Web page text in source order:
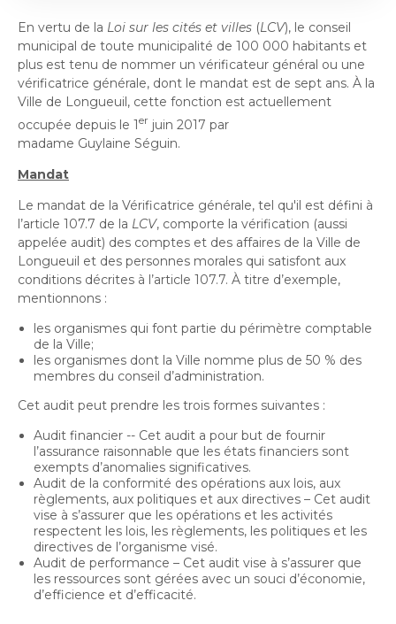
Loisir et vie communautaire
Loisir et vie communautaire
Parcs et espaces verts
Parcs et espaces verts
Sports et saines habitudes de vie
Sports et saines habitudes de vie
Reconnaissance et soutien des organismes
Reconnaissance et soutien des organismes
Bénévolat
Lutte à l'itinérance
Lutte à l'itinérance
Écocentres
Info-Travaux
Info-Travaux
Matières résiduelles et collectes
Matières résiduelles et collectes
Stationnements municipaux
Stationnements municipaux
Voie publique
Voie publique
Transition socioécologique et mobilité
Transition socioécologique et mobilité
Arbres, plantes et pelouse
Arbres, plantes et pelouse
Biodiversité et milieux naturels
Biodiversité et milieux naturels
Lutte aux changements climatiques
Mobilité durable
Verdissement et travaux de foresterie
Verdissement et travaux de foresterie
Sécurité publique
Service de police
Service de police
Service sécurité incendie
Service sécurité incendie
Sécurisation des rues locales
Vie démocratique
Élus
Demande d'accès à l'information
Instances décisionnelles
Instances décisionnelles
Participation citoyenne
Participation citoyenne
Procès-verbaux
Procès-verbaux
Projets particuliers
Projets particuliers
Ouvre
dans
une
nouvelle
Règlements municipaux
Règlements municipaux
Entreprises
Développement économique
Développement économique
Ouvre
dans
une
nouvelle
fenêtre
Développement immobilier
Développement immobilier
Ouvre
dans
une
fenêtre
Fournisseurs
Fournisseurs
Gestion des matières résiduelles
À propos de la Ville
Actualités et publications
Actualités et publications
Administration municipale
Administration municipale
Approvisionnement
Approvisionnement
Bureau de l’éthique et de l’inspection
contractuelle
Bureau de l’éthique et de l’inspection
contractuelle
Ouvre
dans
une
nouvelle
fenêtre
Bureau protecteur citoyen
Centre-ville de Longueuil
Centre-ville de Longueuil
Cour municipale et contravention
Cour municipale et contravention
Gouvernance et saine gestion
Gouvernance et saine gestion
Office de participation publique de Longueuil
Office de participation publique de Longueuil
Ouvre
dans
Activités littéraires
Activités éducatives et de
loisirs
Activités sportives et plein
air
Arts de la scène, spectacles
et festivals
Calendrier des événements
En vertu de la Loi sur les cités et villes (LCV), le conseil
municipal de toute municipalité de 100 000 habitants et
plus est tenu de nommer un vérificateur général ou une
vérificatrice générale, dont le mandat est de sept ans. À la
Ville de Longueuil, cette fonction est actuellement
occupée depuis le 1er juin 2017 par
madame Guylaine Séguin.
Mandat
Le mandat de la Vérificatrice générale, tel qu'il est défini à
l’article 107.7 de la LCV, comporte la vérification (aussi
appelée audit) des comptes et des affaires de la Ville de
Longueuil et des personnes morales qui satisfont aux
conditions décrites à l’article 107.7. À titre d’exemple,
mentionnons :
les organismes qui font partie du périmètre comptable
de la Ville;
les organismes dont la Ville nomme plus de 50 % des
membres du conseil d’administration.
Cet audit peut prendre les trois formes suivantes :
Audit financier -- Cet audit a pour but de fournir
l’assurance raisonnable que les états financiers sont
exempts d’anomalies significatives.
Audit de la conformité des opérations aux lois, aux
règlements, aux politiques et aux directives – Cet audit
vise à s’assurer que les opérations et les activités
respectent les lois, les règlements, les politiques et les
directives de l’organisme visé.
Audit de performance – Cet audit vise à s’assurer que
les ressources sont gérées avec un souci d’économie,
d’efficience et d’efficacité.